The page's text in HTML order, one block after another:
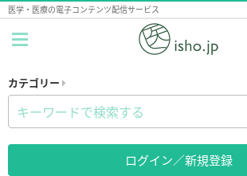
医学・医療の電子コンテンツ配信サービス
カテゴリー
ログイン／新規登録